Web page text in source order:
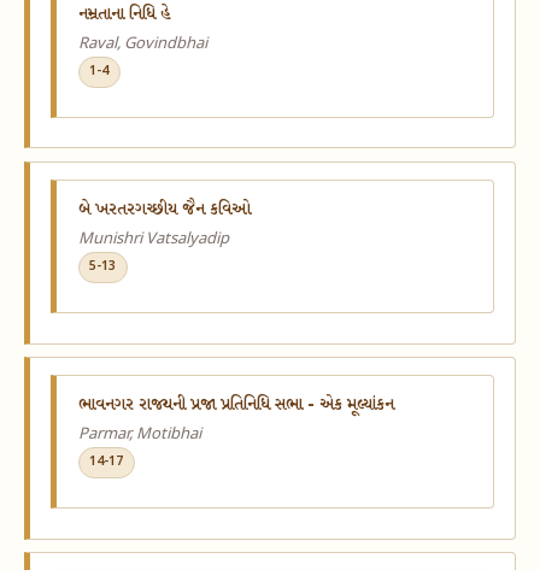
નમ્રતાના નિધિ હે
Raval, Govindbhai
1-4
બે ખરતરગચ્છીય જૈન કવિઓ
Munishri Vatsalyadip
5-13
ભાવનગર રાજ્યની પ્રજા પ્રતિનિધિ સભા - એક મૂલ્યાંકન
Parmar, Motibhai
14-17